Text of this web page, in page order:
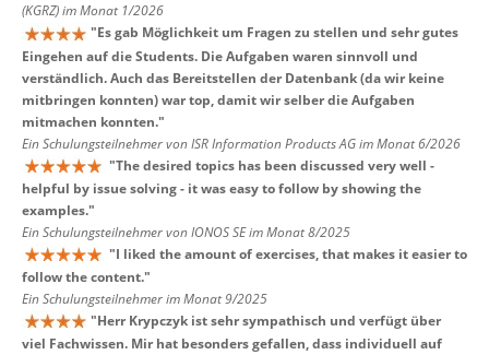
(KGRZ) im Monat 1/2026
"Es gab Möglichkeit um Fragen zu stellen und sehr gutes
Eingehen auf die Students. Die Aufgaben waren sinnvoll und
verständlich. Auch das Bereitstellen der Datenbank (da wir keine
mitbringen konnten) war top, damit wir selber die Aufgaben
mitmachen konnten."
Ein Schulungsteilnehmer von ISR Information Products AG im Monat 6/2026
"The desired topics has been discussed very well -
helpful by issue solving - it was easy to follow by showing the
examples."
Ein Schulungsteilnehmer von IONOS SE im Monat 8/2025
"I liked the amount of exercises, that makes it easier to
follow the content."
Ein Schulungsteilnehmer im Monat 9/2025
"Herr Krypczyk ist sehr sympathisch und verfügt über
viel Fachwissen. Mir hat besonders gefallen, dass individuell auf